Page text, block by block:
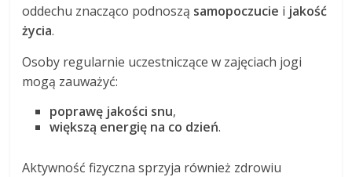
oddechu znacząco podnoszą samopoczucie i jakość
życia.
Osoby regularnie uczestniczące w zajęciach jogi
mogą zauważyć:
poprawę jakości snu,
większą energię na co dzień.
Aktywność fizyczna sprzyja również zdrowiu